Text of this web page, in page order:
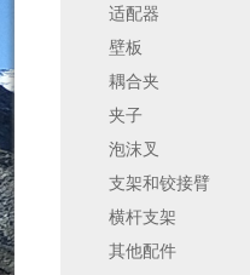
适配器
壁板
耦合夹
夹子
泡沫叉
支架和铰接臂
横杆支架
其他配件